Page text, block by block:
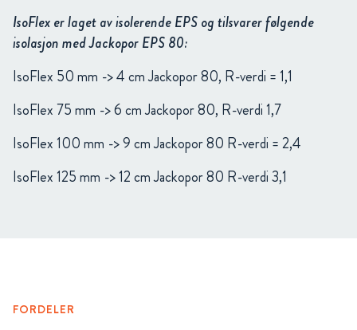
IsoFlex er laget av isolerende EPS og tilsvarer følgende
isolasjon med Jackopor EPS 80:
IsoFlex 50 mm -> 4 cm Jackopor 80, R-verdi = 1,1
IsoFlex 75 mm -> 6 cm Jackopor 80, R-verdi 1,7
IsoFlex 100 mm -> 9 cm Jackopor 80 R-verdi = 2,4
IsoFlex 125 mm -> 12 cm Jackopor 80 R-verdi 3,1
FORDELER